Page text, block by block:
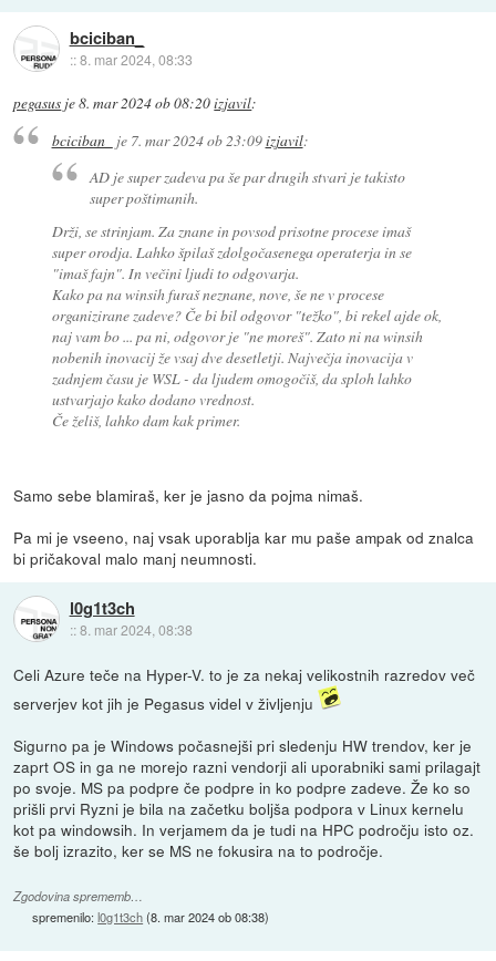
bciciban_
::8. mar 2024, 08:33
pegasus je8. mar 2024 ob 08:20izjavil:
bciciban_ je 7. mar 2024 ob 23:09izjavil:
AD je super zadeva pa še par drugih stvari je takisto
super poštimanih.
Drži, se strinjam. Za znane in povsod prisotne procese imaš
super orodja. Lahko špilaš zdolgočasenega operaterja in se
"imaš fajn". In večini ljudi to odgovarja.
Kako pa na winsih furaš neznane, nove, še ne v procese
organizirane zadeve? Če bi bil odgovor "težko", bi rekel ajde ok,
naj vam bo ... pa ni, odgovor je "ne moreš". Zato ni na winsih
nobenih inovacij že vsaj dve desetletji. Največja inovacija v
zadnjem času je WSL - da ljudem omogočiš, da sploh lahko
ustvarjajo kako dodano vrednost.
Če želiš, lahko dam kak primer.
Samo sebe blamiraš, ker je jasno da pojma nimaš.
Pa mi je vseeno, naj vsak uporablja kar mu paše ampak od znalca
bi pričakoval malo manj neumnosti.
l0g1t3ch
::8. mar 2024, 08:38
Celi Azure teče na Hyper-V. to je za nekaj velikostnih razredov več
serverjev kot jih je Pegasus videl v življenju
Sigurno pa je Windows počasnejši pri sledenju HW trendov, ker je
zaprt OS in ga ne morejo razni vendorji ali uporabniki sami prilagajt
po svoje. MS pa podpre če podpre in ko podpre zadeve. Že ko so
prišli prvi Ryzni je bila na začetku boljša podpora v Linux kernelu
kot pa windowsih. In verjamem da je tudi na HPC področju isto oz.
še bolj izrazito, ker se MS ne fokusira na to področje.
Zgodovina sprememb…
spremenilo:l0g1t3ch(8. mar 2024 ob 08:38)